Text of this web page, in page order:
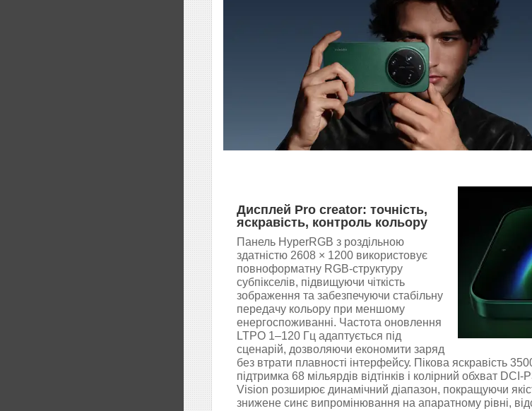
Дисплей Pro creator: точність,
яскравість, контроль кольору
Панель HyperRGB з роздільною
здатністю 2608 × 1200 використовує
повноформатну RGB-структуру
субпікселів, підвищуючи чіткість
зображення та забезпечуючи стабільну
передачу кольору при меншому
енергоспоживанні. Частота оновлення
LTPO 1–120 Гц адаптується під
сценарій, дозволяючи економити заряд
без втрати плавності інтерфейсу. Пікова яскравість
підтримка 68 мільярдів відтінків і колірний обхват
Vision розширює динамічний діапазон, покращуючи
знижене синє випромінювання на апаратному рівні,